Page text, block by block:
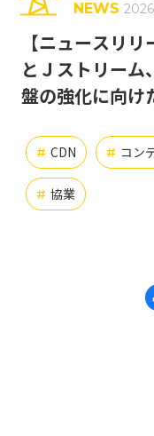
# J-Stream
# ク
NEWS
【ニュースリ
とＪストリー
盤の強化に向け
# CDN # コン
# 協業